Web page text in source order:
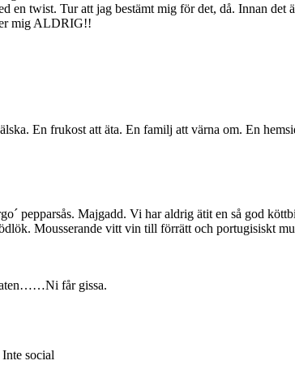
en twist. Tur att jag bestämt mig för det, då. Innan
mig ALDRIG!!
En frukost att äta. En familj att värna om. En
pepparsås. Majgadd. Vi har aldrig ätit en så god
Mousserande vitt vin till förrätt och portugisiskt
får gissa.
social